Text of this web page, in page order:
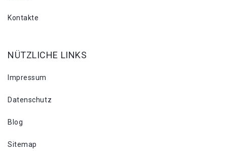
Kontakte
NÜTZLICHE LINKS
Impressum
Datenschutz
Blog
Sitemap